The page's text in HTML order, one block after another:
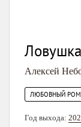
Алексей
ЛЮБОВНЫЙ
Год выхода: